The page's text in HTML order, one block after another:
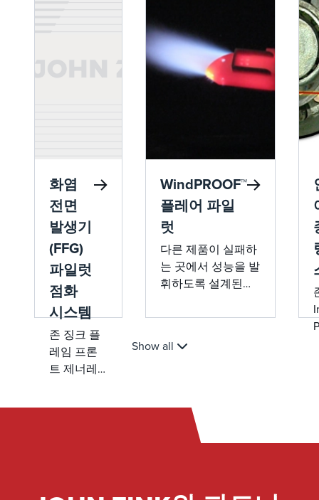
계된 플레
어 점화 기
입증된
John Zink
파일럿 기
술, 간편한
개조 설계
를 통해 기
존 점화 시
스템의 복
잡성을 제
거하는 동
시에 안전
성, 신뢰성
율성을 향
한 고에너지 스파크
시스템과 스테인리
스 스틸 밀폐된 스파
크 팁을 갖추고 있어
즉각적인 점화, 연장
다.&nbsp;
화염
전면
발생기
(FFG)
파일럿
점화
시스템
존 징크 플
레임 프론
트 제너레
WindPROOF™
플레어 파일
럿
다른 제품이 실패하
는 곳에서 성능을 발
휘하도록 설계된
어 파일럿은 극심한
하게 견디며 가장 가
다.&nbsp;
Show all